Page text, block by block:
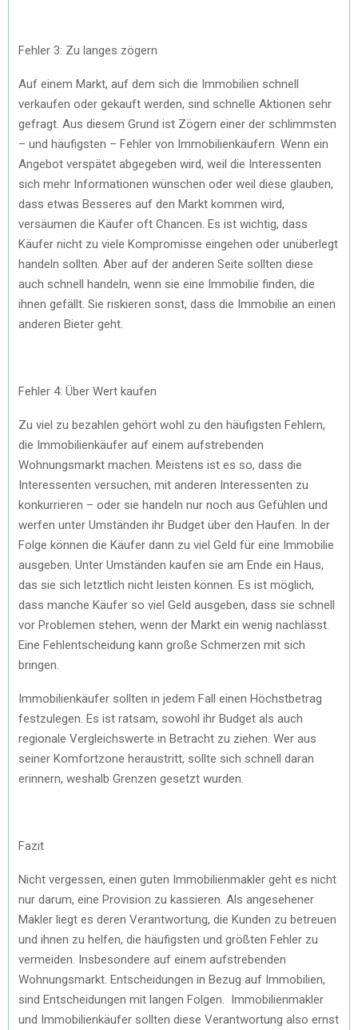
Fehler 3: Zu langes zögern
Auf einem Markt, auf dem sich die Immobilien schnell
verkaufen oder gekauft werden, sind schnelle Aktionen sehr
gefragt. Aus diesem Grund ist Zögern einer der schlimmsten
– und häufigsten – Fehler von Immobilienkäufern. Wenn ein
Angebot verspätet abgegeben wird, weil die Interessenten
sich mehr Informationen wünschen oder weil diese glauben,
dass etwas Besseres auf den Markt kommen wird,
versäumen die Käufer oft Chancen. Es ist wichtig, dass
Käufer nicht zu viele Kompromisse eingehen oder unüberlegt
handeln sollten. Aber auf der anderen Seite sollten diese
auch schnell handeln, wenn sie eine Immobilie finden, die
ihnen gefällt. Sie riskieren sonst, dass die Immobilie an einen
anderen Bieter geht.
Fehler 4: Über Wert kaufen
Zu viel zu bezahlen gehört wohl zu den häufigsten Fehlern,
die Immobilienkäufer auf einem aufstrebenden
Wohnungsmarkt machen. Meistens ist es so, dass die
Interessenten versuchen, mit anderen Interessenten zu
konkurrieren – oder sie handeln nur noch aus Gefühlen und
werfen unter Umständen ihr Budget über den Haufen. In der
Folge können die Käufer dann zu viel Geld für eine Immobilie
ausgeben. Unter Umständen kaufen sie am Ende ein Haus,
das sie sich letztlich nicht leisten können. Es ist möglich,
dass manche Käufer so viel Geld ausgeben, dass sie schnell
vor Problemen stehen, wenn der Markt ein wenig nachlässt.
Eine Fehlentscheidung kann große Schmerzen mit sich
bringen.
Immobilienkäufer sollten in jedem Fall einen Höchstbetrag
festzulegen. Es ist ratsam, sowohl ihr Budget als auch
regionale Vergleichswerte in Betracht zu ziehen. Wer aus
seiner Komfortzone heraustritt, sollte sich schnell daran
erinnern, weshalb Grenzen gesetzt wurden.
Fazit
Nicht vergessen, einen guten Immobilienmakler geht es nicht
nur darum, eine Provision zu kassieren. Als angesehener
Makler liegt es deren Verantwortung, die Kunden zu betreuen
und ihnen zu helfen, die häufigsten und größten Fehler zu
vermeiden. Insbesondere auf einem aufstrebenden
Wohnungsmarkt. Entscheidungen in Bezug auf Immobilien,
sind Entscheidungen mit langen Folgen. Immobilienmakler
und Immobilienkäufer sollten diese Verantwortung also ernst